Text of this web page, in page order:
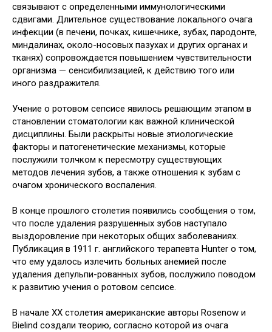
связывают с определенными иммунологическими
сдвигами. Длительное существование локального очага
инфекции (в печени, почках, кишечнике, зубах, пародонте,
миндалинах, около-носовых пазухах и других органах и
тканях) сопровождается повышением чувствительности
организма — сенсибилизацией, к действию того или
иного раздражителя.
Учение о ротовом сепсисе явилось решающим этапом в
становлении стоматологии как важной клинической
дисциплины. Были раскрыты новые этиологические
факторы и патогенетические механизмы, которые
послужили толчком к пересмотру существующих
методов лечения зубов, а также отношения к зубам с
очагом хронического воспаления.
В конце прошлого столетия появились сообщения о том,
что после удаления разрушенных зубов наступало
выздоровление при некоторых общих заболеваниях.
Публикация в 1911 г. английского терапевта Hunter о том,
что ему удалось излечить больных анемией после
удаления депульпи-рованных зубов, послужило поводом
к развитию учения о ротовом сепсисе.
В начале XX столетия американские авторы Rosenow и
Bielind создали теорию, согласно которой из очага